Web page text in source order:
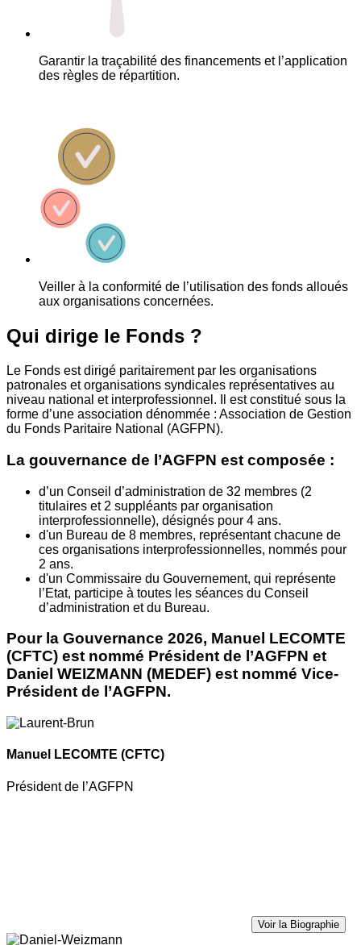
Garantir la traçabilité des financements et l’application
des règles de répartition.
Veiller à la conformité de l’utilisation des fonds alloués
aux organisations concernées.
Qui dirige le Fonds ?
Le Fonds est dirigé paritairement par les organisations
patronales et organisations syndicales représentatives au
niveau national et interprofessionnel. Il est constitué sous la
forme d’une association dénommée : Association de Gestion
du Fonds Paritaire National (AGFPN).
La gouvernance de l’AGFPN est composée :
d’un Conseil d’administration de 32 membres (2
titulaires et 2 suppléants par organisation
interprofessionnelle), désignés pour 4 ans.
d'un Bureau de 8 membres, représentant chacune de
ces organisations interprofessionnelles, nommés pour
2 ans.
d'un Commissaire du Gouvernement, qui représente
l’Etat, participe à toutes les séances du Conseil
d’administration et du Bureau.
Pour la Gouvernance 2026, Manuel LECOMTE
(CFTC) est nommé Président de l’AGFPN et
Daniel WEIZMANN (MEDEF) est nommé Vice-
Président de l’AGFPN.
Manuel LECOMTE (CFTC)
Président de l’AGFPN
Voir la Biographie